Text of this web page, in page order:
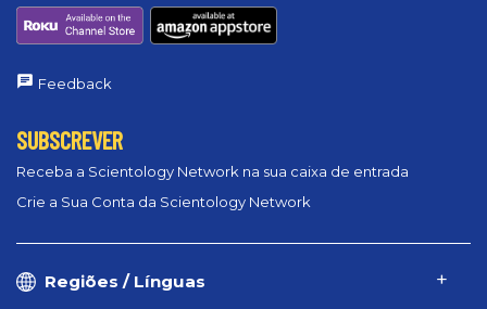
Feedback
SUBSCREVER
Receba a Scientology Network na sua caixa de entrada
Crie a Sua Conta da Scientology Network
Regiões / Línguas